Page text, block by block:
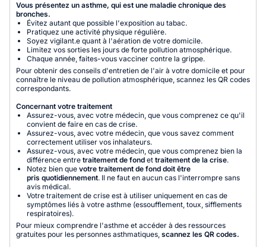
Vous présentez un asthme, qui est une maladie chronique des
bronches.
Évitez autant que possible l'exposition au tabac.
Pratiquez une activité physique régulière.
Soyez vigilant.e quant à l'aération de votre domicile.
Limitez vos sorties les jours de forte pollution atmosphérique.
Chaque année, faites-vous vacciner contre la grippe.
Pour obtenir des conseils d'entretien de l'air à votre domicile et pour
connaître le niveau de pollution atmosphérique, scannez les QR codes
correspondants.
Concernant votre traitement
Assurez-vous, avec votre médecin, que vous comprenez ce qu'il
convient de faire en cas de crise.
Assurez-vous, avec votre médecin, que vous savez comment
correctement utiliser vos inhalateurs.
Assurez-vous, avec votre médecin, que vous comprenez bien la
différence entre traitement de fond et traitement de la crise.
Notez bien que votre traitement de fond doit être
pris quotidiennement. Il ne faut en aucun cas l'interrompre sans
avis médical.
Votre traitement de crise est à utiliser uniquement en cas de
symptômes liés à votre asthme (essoufflement, toux, sifflements
respiratoires).
Pour mieux comprendre l'asthme et accéder à des ressources
gratuites pour les personnes asthmatiques, scannez les QR codes.